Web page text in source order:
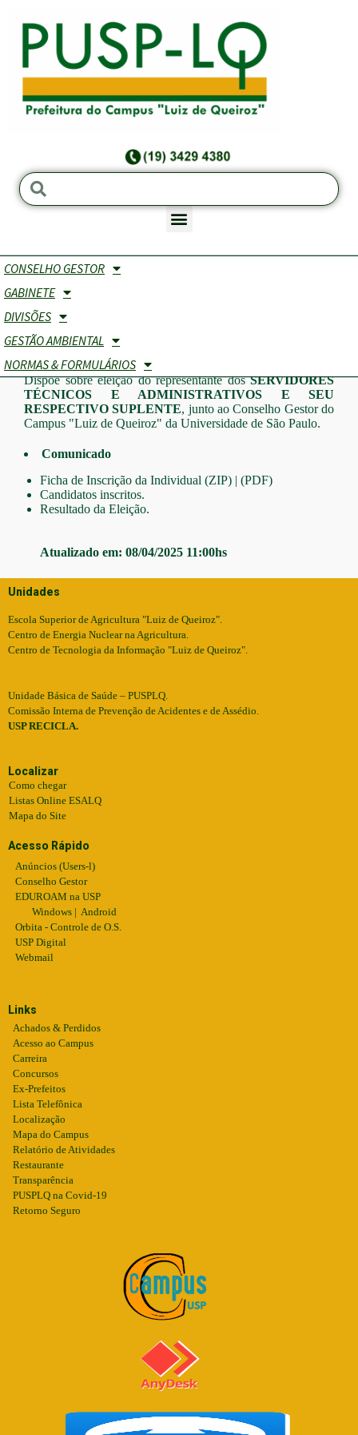
CONSELHO GESTOR
GABINETE
DIVISÕES
GESTÃO AMBIENTAL
NORMAS & FORMULÁRIOS
Representante dos SERVIDORES TÉCNICOS
E ADMINISTRATIVOS e seu respectivo
PORTARIA CG-LQ No .01, de 03 de fevereiro de 2025
Dispõe sobre eleição do representante dosSERVIDORES
TÉCNICOS E ADMINISTRATIVOS E SEU
RESPECTIVO SUPLENTE, junto ao Conselho Gestor do
Campus "Luiz de Queiroz" da Universidade de São Paulo.
Comunicado
Ficha de Inscrição da Individual (ZIP) | (PDF)
Candidatos inscritos.
Resultado da Eleição.
Atualizado em: 08/04/2025 11:00hs
Unidades
Escola Superior de Agricultura "Luiz de Queiroz".
Centro de Energia Nuclear na Agricultura.
Centro de Tecnologia da Informação "Luiz de Queiroz".
Unidade Básica de Saúde – PUSPLQ.
Comissão Interna de Prevenção de Acidentes e de Assédio.
USP RECICLA.
Localizar
Como chegar
Listas Online ESALQ
Mapa do Site
Acesso Rápido
Anúncios (Users-l)
Conselho Gestor
EDUROAM na USP
Windows | Android
Orbita - Controle de O.S.
USP Digital
Webmail
Links
Achados & Perdidos
Acesso ao Campus
Carreira
Concursos
Ex-Prefeitos
Lista Telefônica
Localização
Mapa do Campus
Relatório de Atividades
Restaurante
Transparência
PUSPLQ na Covid-19
Retorno Seguro